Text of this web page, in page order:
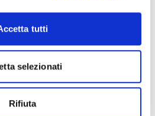
tutti
selezionati
Rifiuta
e proteggere la diversity non
la tavola rotonda che mette a
di Roberta Toniolo, Presidente del